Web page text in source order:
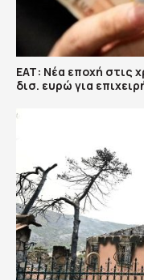
ΕΑΤ: Νέα εποχή στις
δισ. ευρώ για